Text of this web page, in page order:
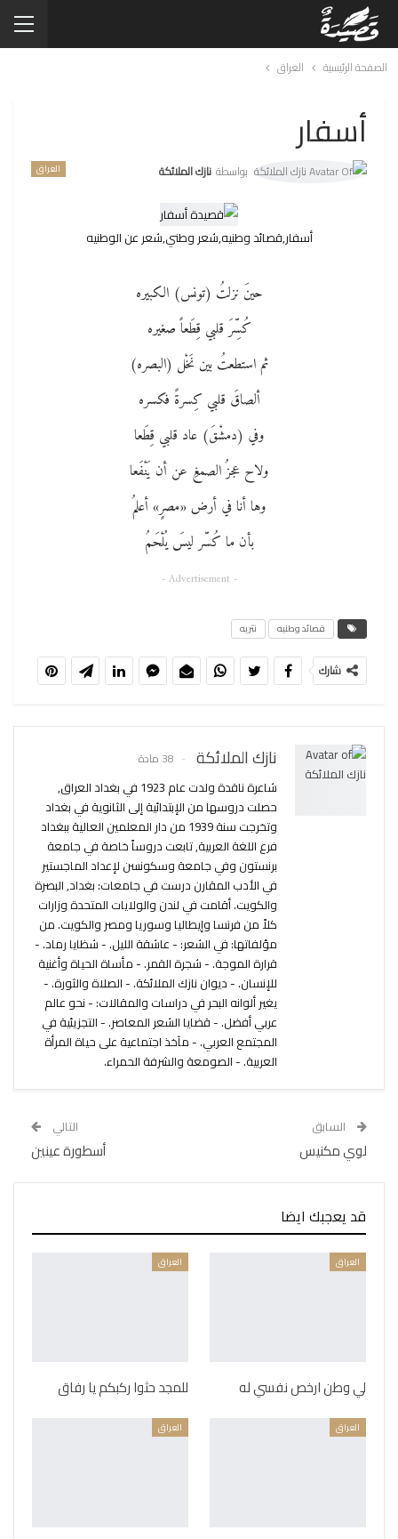
الصفحة الرئيسية العراق
أسفار
العراق بواسطة نازك الملائكة
أسفار,قصائد وطنيه,شعر وطني,شعر عن الوطنيه
حينَ نزلتُ (تونس) الكبيره
كُسِّرَ قلبي قِطَعاً صغيره
ثم استطعتُ بين نَخْل (البصره)
ألصاقَ قلبي كِسرةً فكسره
وفي (دمشْقَ) عاد قلبي قِطَعا
ولاح عجزُ الصمغِ عن أن يَنْفَعا
وها أنا في أرض «مصرٍ» أعلمُ
بأن ما كُسّر ليسَ يُلْحَمُ
- Advertisement -
قصائد وطنيه نثريه
شارك
نازك الملائكة 38 مادة
شاعرة ناقدة ولدت عام 1923 في بغداد العراق,
حصلت دروسها من الإبتدائية إلى الثانوية في بغداد
وتخرجت سنة 1939 من دار المعلمين العالية ببغداد
فرع اللغة العربية, تابعت دروساً خاصة في جامعة
برنستون وفي جامعة وسكونسن لإعداد الماجستير
في الأدب المقارن درست في جامعات: بغداد, البصرة
والكويت. أقامت في لندن والولايات المتحدة وزارات
كلاً من فرنسا وإيطاليا وسوريا ومصر والكويت. من
مؤلفاتها: في الشعر: - عاشقة الليل. - شظايا رماد. -
قرارة الموجة. - شجرة القمر. - مأساة الحياة وأغنية
للإنسان. - ديوان نازك الملائكة. - الصلاة والثورة. -
يغير ألوانه البحر في دراسات والمقالات: - نحو عالم
عربي أفضل. - قضايا الشعر المعاصر. - التجزيئية في
المجتمع العربي. - مآخذ اجتماعية على حياة المرأة
العربية. - الصومعة والشرفة الحمراء.
السابق
لوي مكنيس
التالي
أسطورة عينين
قد يعجبك ايضا
العراق
لي وطن ارخص نفسي له
العراق
للمجد حثوا ركبكم يا رفاق
العراق العراق